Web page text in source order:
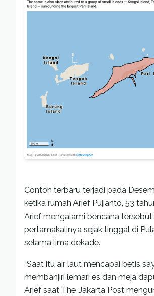
Contoh terbaru terjadi pada
ketika rumah Arief Pujianto, 53
Arief mengalami bencana
pertamakalinya sejak tinggal di
selama lima dekade.
“Saat itu air laut mencapai betis
membanjiri lemari es dan meja
Arief saat The Jakarta Post